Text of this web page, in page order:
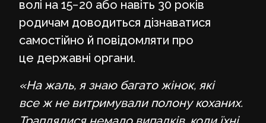
волі на 15−20 або навіть 30 років
родичам доводиться дізнаватися
самостійно й повідомляти про
це державні органи.
«На жаль, я знаю багато жінок, які
все ж не витримували полону коханих.